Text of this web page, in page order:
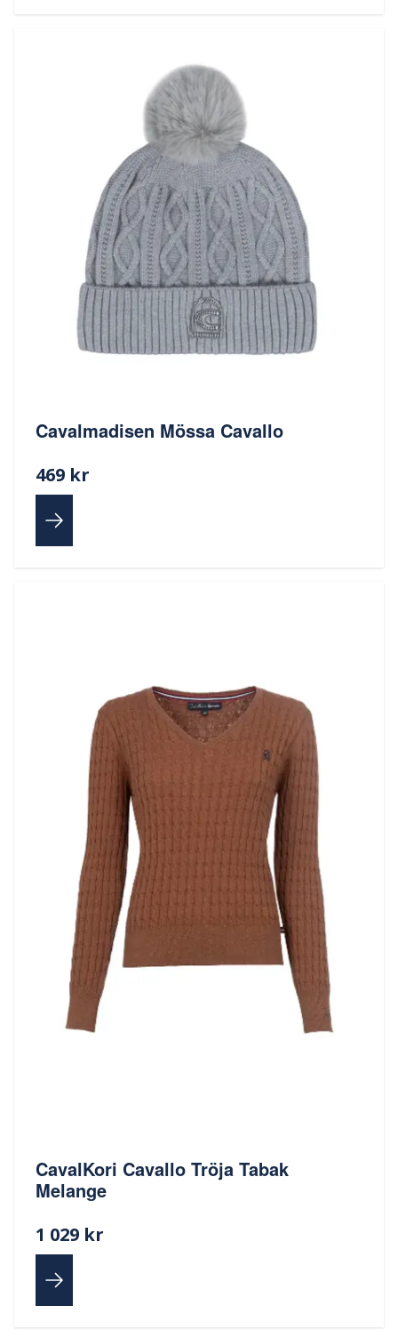
Cavalmadisen Mössa Cavallo
469 kr
CavalKori Cavallo Tröja Tabak
Melange
1 029 kr